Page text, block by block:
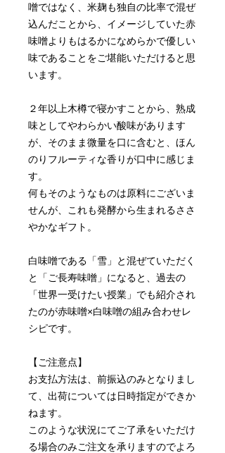
噌ではなく、米麹も独自の比率で混ぜ
込んだことから、イメージしていた赤
味噌よりもはるかになめらかで優しい
味であることをご堪能いただけると思
います。
２年以上木樽で寝かすことから、熟成
味としてやわらかい酸味があります
が、そのまま微量を口に含むと、ほん
のりフルーティな香りが口中に感じま
す。
何もそのようなものは原料にございま
せんが、これも発酵から生まれるささ
やかなギフト。
白味噌である「雪」と混ぜていただく
と「ご長寿味噌」になると、過去の
「世界一受けたい授業」でも紹介され
たのが赤味噌×白味噌の組み合わせレ
シピです。
【ご注意点】
お支払方法は、前振込のみとなりまし
て、出荷については日時指定ができか
ねます。
このような状況にてご了承をいただけ
る場合のみご注文を承りますのでよろ